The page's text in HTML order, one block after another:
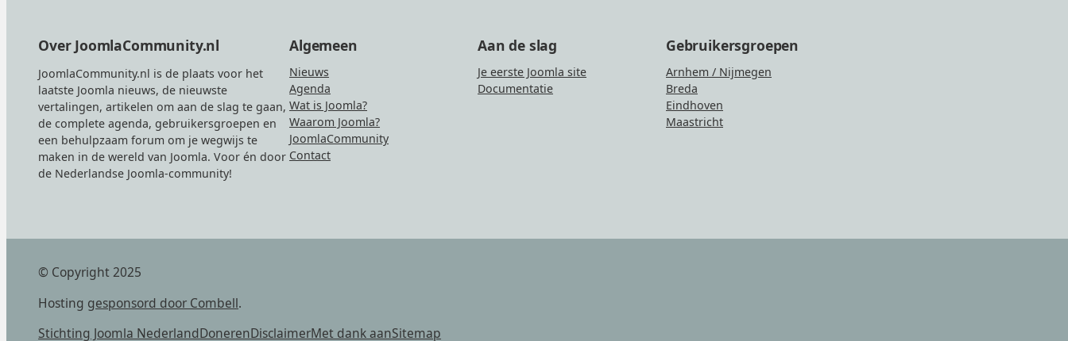
Over JoomlaCommunity.nl
JoomlaCommunity.nl is de plaats voor het
laatste Joomla nieuws, de nieuwste
vertalingen, artikelen om aan de slag te gaan,
de complete agenda, gebruikersgroepen en
een behulpzaam forum om je wegwijs te
maken in de wereld van Joomla. Voor én door
de Nederlandse Joomla-community!
Algemeen
Nieuws
Agenda
Wat is Joomla?
Waarom Joomla?
JoomlaCommunity
Contact
Aan de slag
Je eerste Joomla site
Documentatie
Gebruikersgroepen
Arnhem / Nijmegen
Breda
Eindhoven
Maastricht
© Copyright 2025
Hosting gesponsord door Combell.
Stichting Joomla NederlandDonerenDisclaimerMet dank aanSitemap